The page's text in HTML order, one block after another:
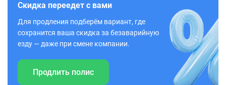
Скидка переедет с вами
Для продления подберём вариант, где
сохранится ваша скидка за безаварийную
езду — даже при смене компании.
Продлить полис